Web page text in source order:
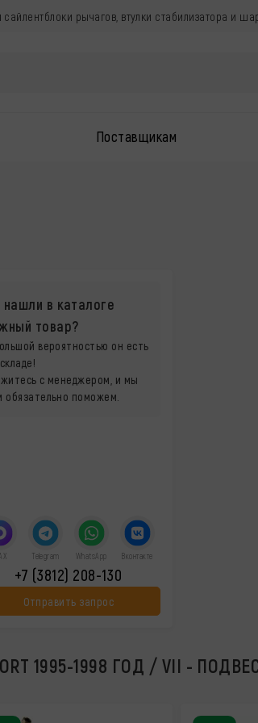
рычагов, втулки стабилизатора и
Поставщикам
нашли в каталоге
товар?
вероятностью он есть
с менеджером, и мы
обязательно поможем.
Telegram WhatsApp Вконтакте
+7 (3812) 208-130
Отправить запрос
1995-1998 ГОД / VII -